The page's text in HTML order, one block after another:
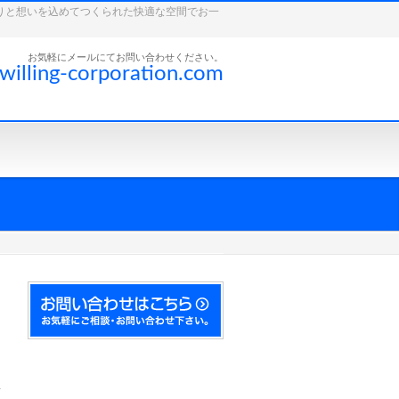
想いを込めてつくられた快適な空間でお一
お気軽にメールにてお問い合わせください。
corporation.com